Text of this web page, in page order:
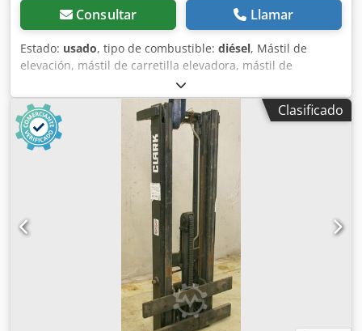
Consultar Llamar
Estado: usado, tipo de combustible: diésel, Mástil de
elevación, mástil de carretilla elevadora, mástil de
montacargas, estructura de elevación, carretilla elevadora
trasera -Mástil de carretilla elevadora Dsdpfx Aocd
Ucdebkjkr -Capacidad de carga: 2500 kg -Altura de
elevación: aproximadamente 3500 mm -Placa de
identificación de la carretilla elevadora: 940 x 405 mm -
Dimensiones: 560/1000/A2230 mm -Peso: 665 kg
Clasificado